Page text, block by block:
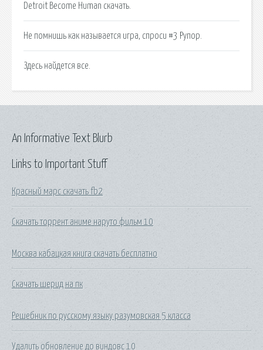
Detroit Become Human скачать.
Не помнишь как называется игра, спроси #3 Рупор.
Здесь найдется все.
Links to Important Stuff
Красный марс скачать fb2
Скачать торрент аниме наруто фильм 10
Москва кабацкая книга скачать бесплатно
Скачать шерид на пк
Решебник по русскому языку разумовская 5 класса
Удалить обновление до виндовс 10
An Informative Text Blurb